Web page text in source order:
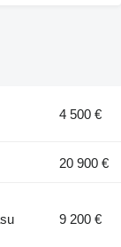
4 500 €
20 900 €
9 200 €